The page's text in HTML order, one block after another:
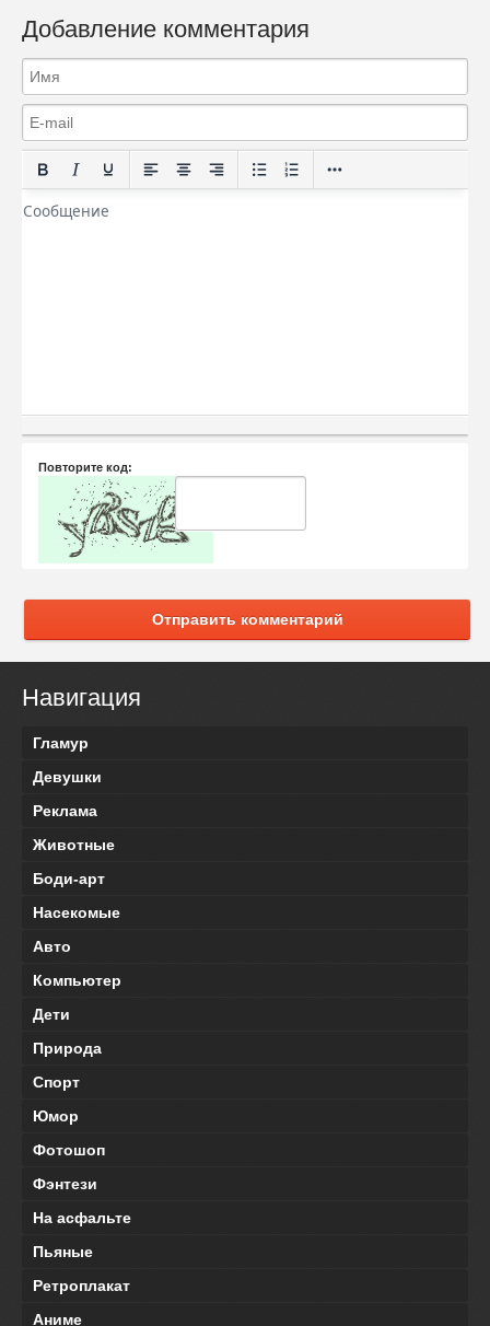
Добавление комментария
Повторите код:
Отправить комментарий
Навигация
Гламур
Девушки
Реклама
Животные
Боди-арт
Насекомые
Авто
Компьютер
Дети
Природа
Спорт
Юмор
Фотошоп
Фэнтези
На асфальте
Пьяные
Ретроплакат
Аниме